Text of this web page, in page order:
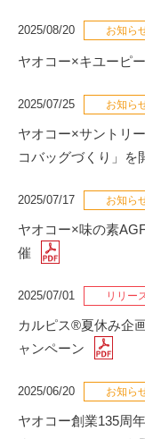
2025/08/20
ヤオコー×キユーピ
2025/07/25
ヤオコー×サントリ
コバッグづくり」を
2025/07/17
ヤオコー×味の素
催
2025/07/01
カルピス®夏休み企
ャンペーン
2025/06/20
ヤオコー創業135周